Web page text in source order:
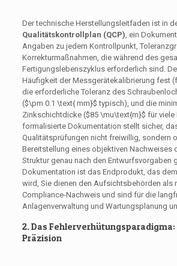
Der technische Herstellungsleitfaden ist in
Qualitätskontrollplan (QCP) , ein
Angaben zu jedem Kontrollpunkt,
Korrekturmaßnahmen, die während des
Fertigungslebenszyklus erforderlich sind.
Häufigkeit der Messgerätekalibrierung fest
die erforderliche Toleranz des
($\pm 0.1 \text{ mm}$ typisch), und die
Zinkschichtdicke ($85 \mu\text{m}$ für viele
formalisierte Dokumentation stellt sicher,
Qualitätsprüfungen nicht freiwillig, sondern
Bereitstellung eines objektiven Nachweises
Struktur genau nach den Entwurfsvorgaben
Dokumentation ist das Endprodukt, das
wird, Sie dienen den Aufsichtsbehörden als
Compliance-Nachweis und sind für die
Anlagenverwaltung und Wartungsplanung
2. Das
Präzision